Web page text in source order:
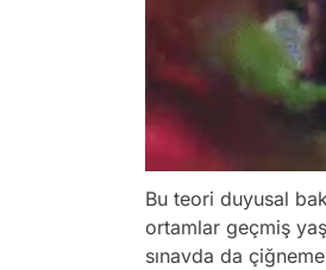
Bu teori duyusal
ortamlar geçmiş
sınavda da